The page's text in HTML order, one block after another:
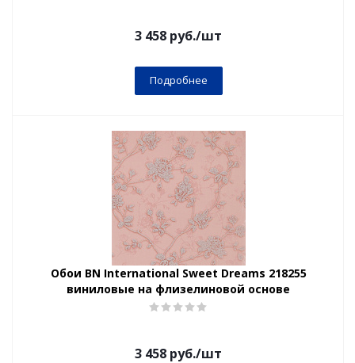
3 458 руб./шт
Подробнее
Обои BN International Sweet Dreams 218255
виниловые на флизелиновой основе
3 458 руб./шт